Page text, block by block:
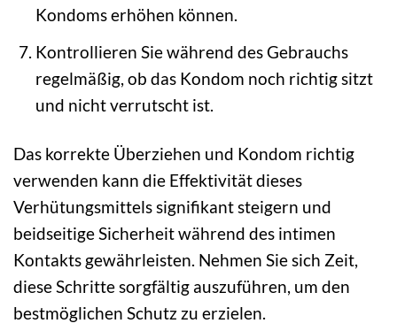
Kondoms erhöhen können.
Kontrollieren Sie während des Gebrauchs
regelmäßig, ob das Kondom noch richtig sitzt
und nicht verrutscht ist.
Das korrekte Überziehen und Kondom richtig
verwenden kann die Effektivität dieses
Verhütungsmittels signifikant steigern und
beidseitige Sicherheit während des intimen
Kontakts gewährleisten. Nehmen Sie sich Zeit,
diese Schritte sorgfältig auszuführen, um den
bestmöglichen Schutz zu erzielen.